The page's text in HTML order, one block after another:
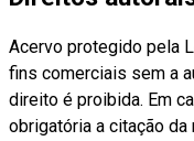
Acervo protegido pela
fins comerciais sem a
direito é proibida. Em
obrigatória a citação da